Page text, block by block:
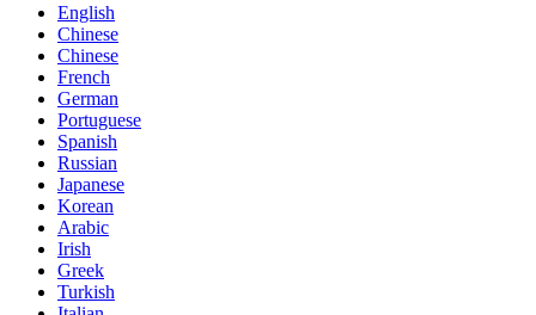
English
Chinese
Chinese
French
German
Portuguese
Spanish
Russian
Japanese
Korean
Arabic
Irish
Greek
Turkish